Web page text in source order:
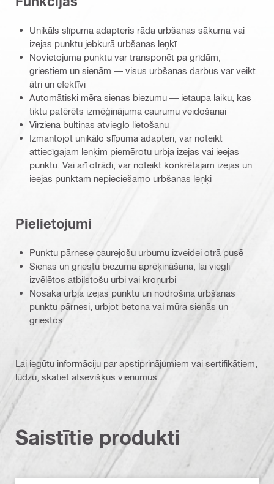
Unikāls slīpuma adapteris rāda urbšanas sākuma vai
izejas punktu jebkurā urbšanas leņķī
Novietojuma punktu var transponēt pa grīdām,
griestiem un sienām — visus urbšanas darbus var veikt
ātri un efektīvi
Automātiski mēra sienas biezumu — ietaupa laiku, kas
tiktu patērēts izmēģinājuma caurumu veidošanai
Virziena bultiņas atvieglo lietošanu
Izmantojot unikālo slīpuma adapteri, var noteikt
attiecīgajam leņķim piemērotu urbja izejas vai ieejas
punktu. Vai arī otrādi, var noteikt konkrētajam izejas un
ieejas punktam nepieciešamo urbšanas leņķi
Pielietojumi
Punktu pārnese caurejošu urbumu izveidei otrā pusē
Sienas un griestu biezuma aprēķināšana, lai viegli
izvēlētos atbilstošu urbi vai kroņurbi
Nosaka urbja izejas punktu un nodrošina urbšanas
punktu pārnesi, urbjot betona vai mūra sienās un
griestos
Lai iegūtu informāciju par apstiprinājumiem vai sertifikātiem,
lūdzu, skatiet atsevišķus vienumus.
Saistītie produkti